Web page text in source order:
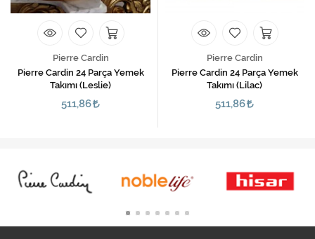
Pierre Cardin
Pierre Cardin 24 Parça Yemek
Takımı (Leslie)
511,86
Pierre Cardin
Pierre Cardin 24 Parça Yemek
Takımı (Lilac)
511,86